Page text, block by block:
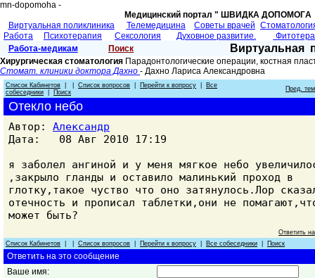
mn-dopomoha -
Медицинский портал " ШВИДКА
Виртуальная поликлиника
Телемедицина Советы врачей
Работа
Психотерапия Сексология Духовное развитие.
Работа-медикам
Поиск Виртуальная
Хирургическая стоматология Парадонтологические операции, костная
Стомат. клиники доктора Дахно - Дахно Лариса Александровна
Список Кабинетов Список вопросов Перейти к вопросу
Все
собеседники
Поиск Пред.
Отекло небо
Автор: Александр
Дата: 08 Авг 2010 17:19
я заболел ангиной и у меня мягкое небо
,закрыло гланды и оставило малинький проход в
глотку,такое чуство что оно затянулось.Лор
отечность и прописал таблетки,они не
может быть?
Ответить
Список Кабинетов
Список вопросов Перейти к вопросу Все собеседники Поиск
Ответить на это сообщение
Ваше имя: